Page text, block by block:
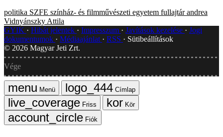
politika SZFE színház- és filmművészeti egyetem fullajtár andrea
Vidnyánszky Attila
GYIK
Hibát jelentek Impresszum Javítások kezelése
Jogi
dokumentumok
Médiaajánlat RSS
Sütibeállítások
© 2026 Magyar Jeti Zrt.
Vége
Menü
Címlap
Friss
Kör
Fiók